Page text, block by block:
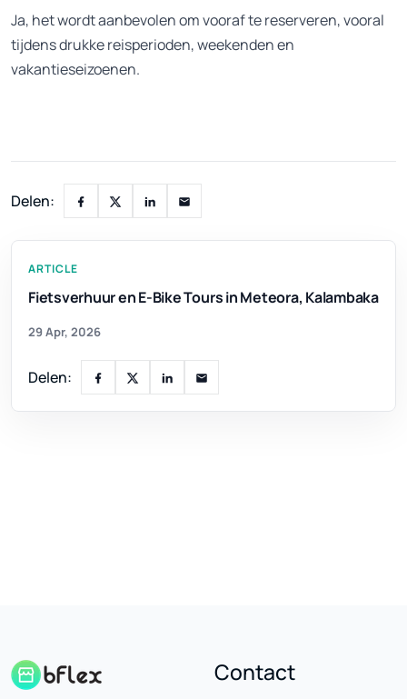
Ja, het wordt aanbevolen om vooraf te reserveren, vooral
tijdens drukke reisperioden, weekenden en
vakantieseizoenen.
Delen:
ARTICLE
Fietsverhuur en E-Bike Tours in Meteora, Kalambaka
29 Apr, 2026
Delen:
Contact